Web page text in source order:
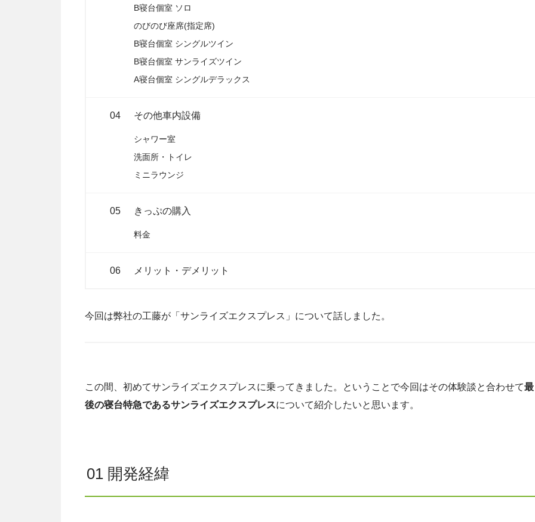
B寝台個室 ソロ
のびのび座席(指定席)
B寝台個室 シングルツイン
B寝台個室 サンライズツイン
A寝台個室 シングルデラックス
04 その他車内設備
シャワー室
洗面所・トイレ
ミニラウンジ
05 きっぷの購入
料金
06 メリット・デメリット
今回は弊社の工藤が「サンライズエクスプレス」について話しました。
この間、初めてサンライズエクスプレスに乗ってきました。ということで今回はその体験談と合わせて最
後の寝台特急であるサンライズエクスプレスについて紹介したいと思います。
01 開発経緯